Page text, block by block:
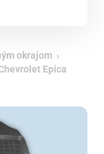
okrajom ›
Epica